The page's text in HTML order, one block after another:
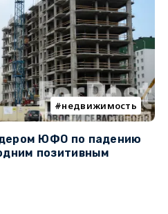
недвижимость
ЮФО по падению
позитивным